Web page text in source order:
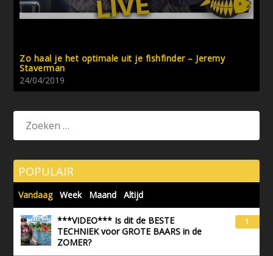
Zo haal je het optimale uit je fishfinder – Jeremy
Staverman
24/04/2019
POPULAIR
Vandaag Week Maand Altijd
***VIDEO*** Is dit de BESTE
TECHNIEK voor GROTE BAARS in de
ZOMER?
1